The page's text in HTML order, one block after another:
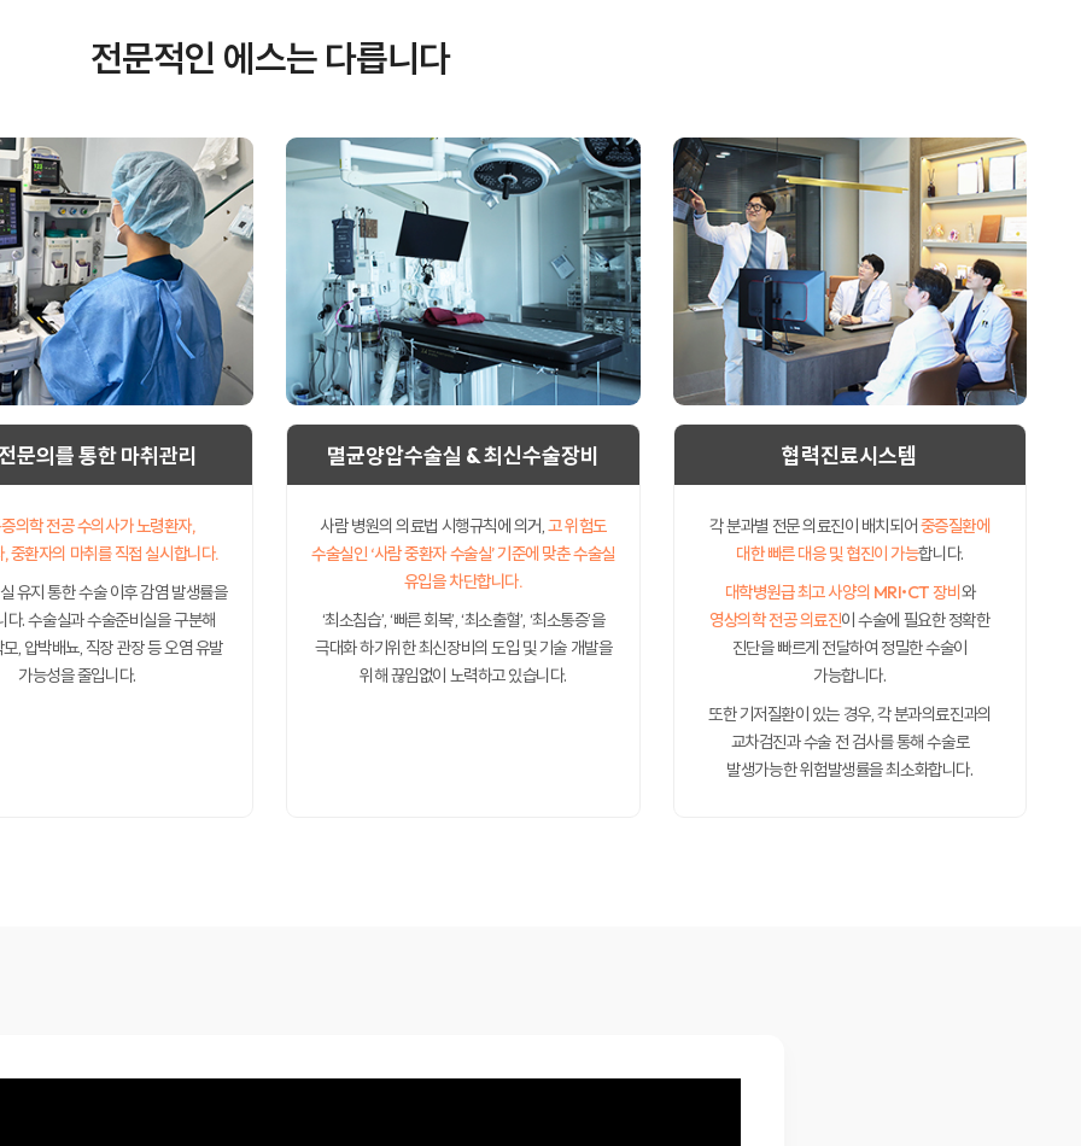
전문적인 에스는 다릅니다
문의를 통한 마취관리
의학 전공 수의사가 노령환자,
중환자의 마취를 직접 실시합니다.
유지 통한 수술 이후 감염 발생률을
다. 수술실과 수술준비실을 구분해
, 압박배뇨, 직장 관장 등 오염 유발
가능성을 줄입니다.
멸균양압수술실 & 최신수술장비
사람 병원의 의료법 시행규칙에 의거,고 위험도
수술실인 ‘사람 중환자 수술실’ 기준에 맞춘 수술실
유입을 차단합니다.
‘최소침습’, ‘빠른 회복’, ‘최소출혈’, ‘최소통증’을
극대화 하기위한 최신장비의 도입 및 기술 개발을
위해 끊임없이 노력하고 있습니다.
협력진료시스템
각 분과별 전문 의료진이 배치되어중증질환에
대한 빠른 대응 및 협진이 가능합니다.
대학병원급 최고 사양의 MRI•CT 장비와
영상의학 전공 의료진이 수술에 필요한 정확한
진단을 빠르게 전달하여 정밀한 수술이
가능합니다.
또한 기저질환이 있는 경우, 각 분과의료진과의
교차검진과 수술 전 검사를 통해 수술로
발생가능한 위험발생률을 최소화합니다.